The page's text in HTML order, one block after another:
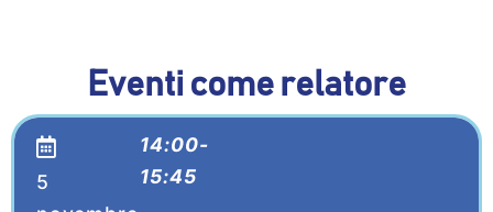
Eventi come relatore
5
14:00-
15:45